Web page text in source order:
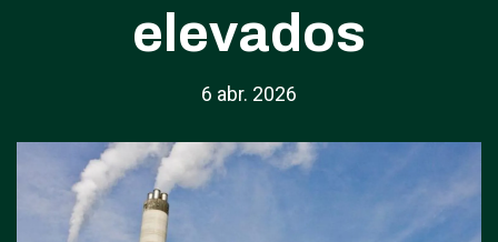
elevados
6 abr. 2026